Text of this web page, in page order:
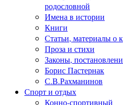
родословной
Имена в истории
Книги
Статьи, материалы о
Проза и стихи
Законы,
Борис Пастернак
С.В.Рахманинов
Спорт и отдых
Конно-спортивный